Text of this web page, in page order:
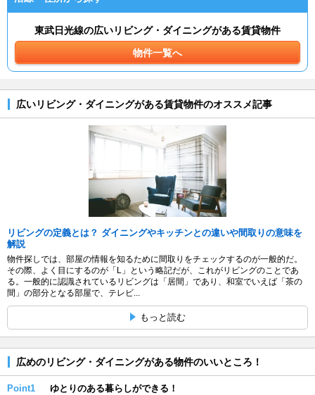
東武日光線の広いリビング・ダイニングがある賃貸物件
物件一覧へ
広いリビング・ダイニングがある賃貸物件のオススメ記事
リビングの定義とは？ ダイニングやキッチンとの違いや間取りの意味を
解説
物件探しでは、部屋の情報を知るために間取りをチェックするのが一般的だ。
その際、よく目にするのが「L」という略記だが、これがリビングのことであ
る。一般的に認識されているリビングは「居間」であり、和室でいえば「茶の
間」の部分となる部屋で、テレビ...
もっと読む
広めのリビング・ダイニングがある物件のいいところ！
Point1 ゆとりのある暮らしができる！